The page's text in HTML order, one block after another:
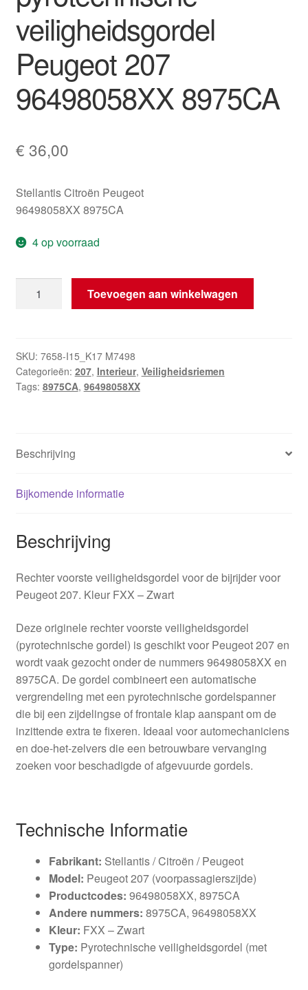
veiligheidsgordel
Peugeot 207
96498058XX 8975CA
€ 36,00
Stellantis Citroën Peugeot
96498058XX 8975CA
4 op voorraad
pyrotechnische
207
96498058XX
8975CA
Toevoegen aan winkelwagen
SKU: 7658-I15_K17 M7498
Categorieën: 207, Interieur, Veiligheidsriemen
Tags: 8975CA, 96498058XX
Beschrijving
Bijkomende informatie
Beschrijving
Rechter voorste veiligheidsgordel voor de bijrijder voor
Peugeot 207. Kleur FXX – Zwart
Deze originele rechter voorste veiligheidsgordel
(pyrotechnische gordel) is geschikt voor Peugeot 207 en
wordt vaak gezocht onder de nummers 96498058XX en
8975CA. De gordel combineert een automatische
vergrendeling met een pyrotechnische gordelspanner
die bij een zijdelingse of frontale klap aanspant om de
inzittende extra te fixeren. Ideaal voor automechaniciens
en doe-het-zelvers die een betrouwbare vervanging
zoeken voor beschadigde of afgevuurde gordels.
Technische Informatie
Fabrikant: Stellantis / Citroën / Peugeot
Model: Peugeot 207 (voorpassagierszijde)
Productcodes: 96498058XX, 8975CA
Andere nummers: 8975CA, 96498058XX
Kleur: FXX – Zwart
Type: Pyrotechnische veiligheidsgordel (met
gordelspanner)